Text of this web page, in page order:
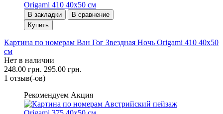
В закладки
В сравнение
Купить
Картина по номерам Ван Гог Звездная Ночь Origami 410 40x50
см
Нет в наличии
248.00 грн. 295.00 грн.
1 отзыв(-ов)
Рекомендуем Акция